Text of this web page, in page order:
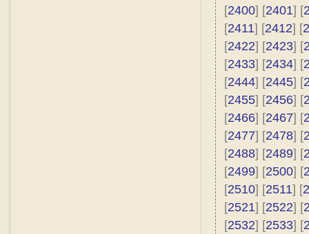
[2400] [2401] [
[2411] [2412] [
[2422] [2423] [
[2433] [2434] [
[2444] [2445] [
[2455] [2456] [
[2466] [2467] [
[2477] [2478] [
[2488] [2489] [
[2499] [2500] [
[2510] [2511] [
[2521] [2522] [
[2532] [2533] [